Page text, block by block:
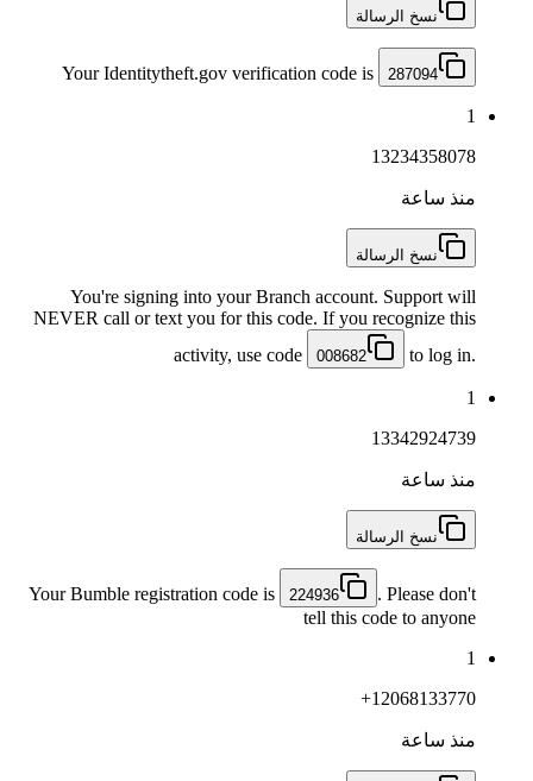
نسخ الرسالة
Your Identitytheft.gov verification code is 287094
1
13234358078
منذ ساعة
نسخ الرسالة
You're signing into your Branch account. Support will
NEVER call or text you for this code. If you recognize this
activity, use code
008682 to log in.
1
13342924739
منذ ساعة
نسخ الرسالة
Your Bumble registration code is 224936
. Please don't
tell this code to anyone
1
+12068133770
منذ ساعة